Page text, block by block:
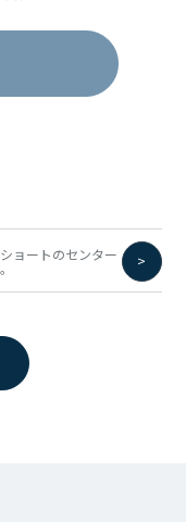
ョートのセンター >